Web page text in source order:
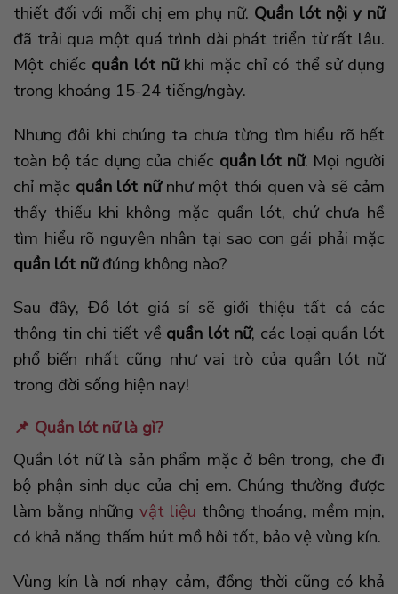
thiết đối với mỗi chị em phụ nữ. Quần lót nội y nữ
đã trải qua một quá trình dài phát triển từ rất lâu.
Một chiếc quần lót nữkhi mặc chỉ có thể sử dụng
trong khoảng 15-24 tiếng/ngày.
Nhưng đôi khi chúng ta chưa từng tìm hiểu rõ hết
toàn bộ tác dụng của chiếc quần lót nữ. Mọi người
chỉ mặc quần lót nữnhư một thói quen và sẽ cảm
thấy thiếu khi không mặc quần lót, chứ chưa hề
tìm hiểu rõ nguyên nhân tại sao con gái phải mặc
quần lót nữđúng không nào?
Sau đây, Đồ lót giá sỉ sẽ giới thiệu tất cả các
thông tin chi tiết về quần lót nữ, các loại quần lót
phổ biến nhất cũng như vai trò của quần lót nữ
trong đời sống hiện nay!
📌 Quần lót nữ là gì?
Quần lót nữ là sản phẩm mặc ở bên trong, che đi
bộ phận sinh dục của chị em. Chúng thường được
làm bằng những vật liệu thông thoáng, mềm mịn,
có khả năng thấm hút mồ hôi tốt, bảo vệ vùng kín.
Vùng kín là nơi nhạy cảm, đồng thời cũng có khả